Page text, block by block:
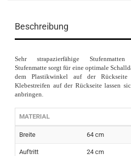
Beschreibung
Sehr strapazierfähige
Stufenmatte sorgt für eine optimale
dem Plastikwinkel auf der Rückseite
Klebestreifen auf der Rückseite lassen
anbringen.
MATERIAL
Breite 64 cm
Auftritt 24 cm